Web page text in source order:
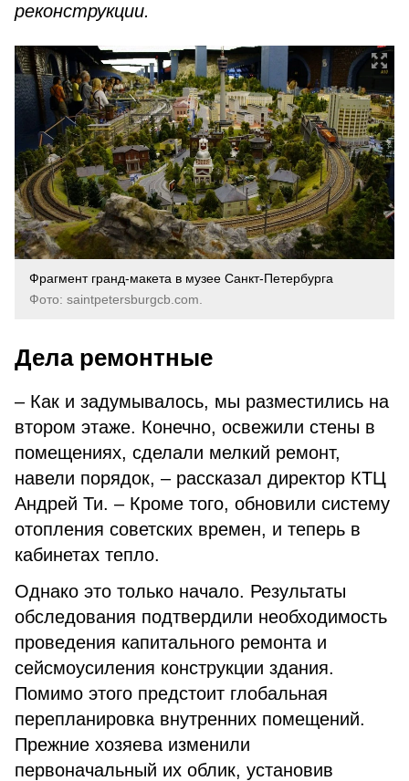
реконструкции.
Фрагмент гранд-макета в музее Санкт-Петербурга
Фото: saintpetersburgcb.com.
Дела ремонтные
– Как и задумывалось, мы разместились на
втором этаже. Конечно, освежили стены в
помещениях, сделали мелкий ремонт,
навели порядок, – рассказал директор КТЦ
Андрей Ти. – Кроме того, обновили систему
отопления советских времен, и теперь в
кабинетах тепло.
Однако это только начало. Результаты
обследования подтвердили необходимость
проведения капитального ремонта и
сейсмоусиления конструкции здания.
Помимо этого предстоит глобальная
перепланировка внутренних помещений.
Прежние хозяева изменили
первоначальный их облик, установив